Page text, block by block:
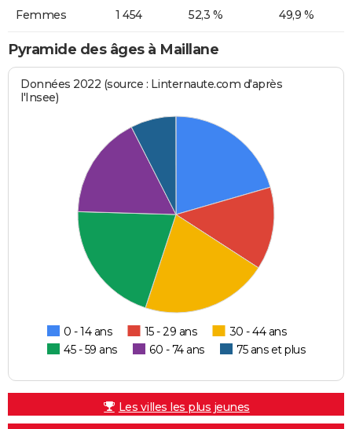
Femmes 1 454 52,3 % 49,9 %
Pyramide des âges à Maillane
Données 2022 (source : Linternaute.com d'après
l'Insee)
0 - 14 ans 15 - 29 ans
30 - 44 ans
45 - 59 ans
60 - 74 ans 75 ans et plus
Les villes les plus jeunes